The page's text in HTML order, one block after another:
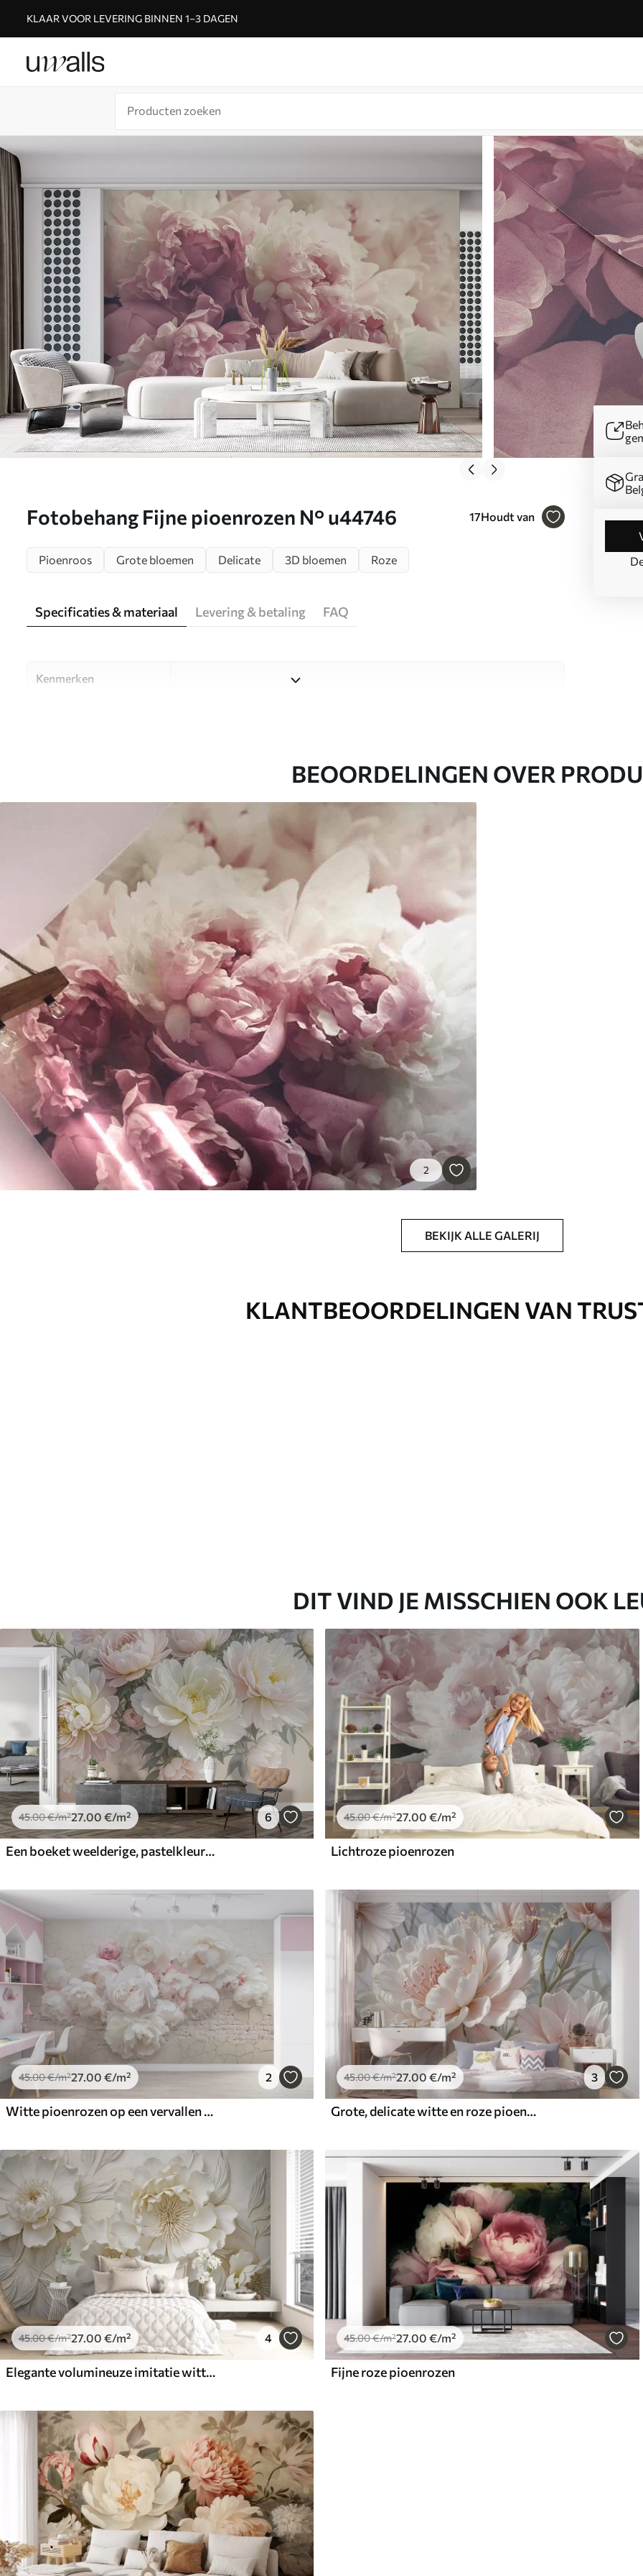
KLAAR VOOR LEVERING BINNEN 1–3 DAGEN
Fotobehang Fijne pioenrozen N° u44746 17Houdt van
Pioenroos Grote bloemen Delicate 3D bloemen Roze
Specificaties & materiaal Levering & betaling FAQ
Kenmerken
u44746
Op bestelling gedrukt en geleverd in rollen tot 50 cm breed.
Beschikbaar met Vernislaag en/of behanglijm.
Reiniging
Kan voorzichtig worden gereinigd met een zachte spons. Fotobehang met
een Vernislaag kan met water worden gereinigd.
Toepassingsmethode Naadloze toepassing
Beschikbare materialen
Standaard
45.0027.00 €/m²
Premium
Premium vinyl
65.00 39 .00€ /m²
Peel and Stick
81 .65 48.99 /m²
BEOORDELINGEN OVER
2
BEKIJK ALLE GALERIJ
KLANTBEOORDELINGEN VAN
DIT VIND JE MISSCHIEN OOK
45.00€/m²27 .00 €/m² 6
Een boeket weelderige, pastelkleurige pioenrozen en andere bloemen tegen een zachte, onscherpe achtergrond
45.00€/m²27 .00 €/m²
Lichtroze pioenrozen
45.00€/m²27.00 €/m² 2
Witte pioenrozen op een vervallen muur
45.00€/m²27.00 €/m² 3
Grote, delicate witte en roze pioenbloemen met zachte, pluizige bloemblaadjes tegen een onscherpe grijze achtergrond
45.00€/m²27 .00 €/m² 4
Elegante volumineuze imitatie witte pioenbloemen met zachte bloemblaadjes en pastelgele hartjes, tegen een lichte achtergrond
45.00€/m²27 .00 €/m²
Fijne roze pioenrozen